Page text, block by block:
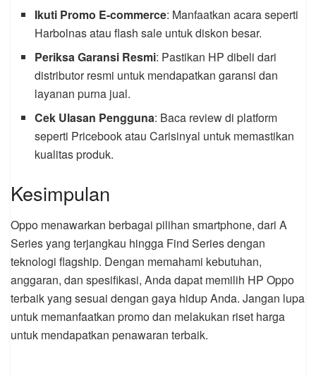
Ikuti Promo E-commerce: Manfaatkan acara seperti
Harbolnas atau flash sale untuk diskon besar.
Periksa Garansi Resmi: Pastikan HP dibeli dari
distributor resmi untuk mendapatkan garansi dan
layanan purna jual.
Cek Ulasan Pengguna: Baca review di platform
seperti Pricebook atau Carisinyal untuk memastikan
kualitas produk.
Kesimpulan
Oppo menawarkan berbagai pilihan smartphone, dari A
Series yang terjangkau hingga Find Series dengan
teknologi flagship. Dengan memahami kebutuhan,
anggaran, dan spesifikasi, Anda dapat memilih HP Oppo
terbaik yang sesuai dengan gaya hidup Anda. Jangan lupa
untuk memanfaatkan promo dan melakukan riset harga
untuk mendapatkan penawaran terbaik.